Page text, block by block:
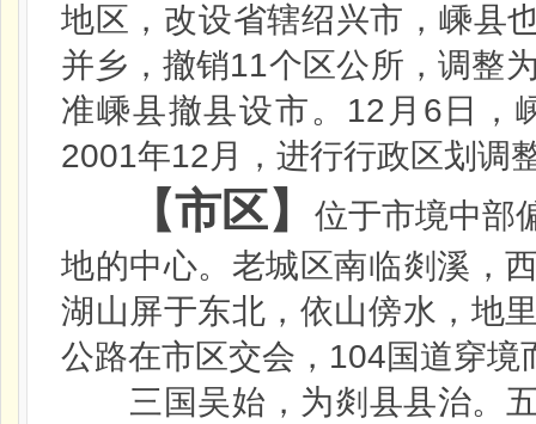
地区，改设省辖绍兴市，嵊县
并乡，撤销11个区公所，调整
准嵊县撤县设市。 12 月 6 日 ，
2001年12月，进行行政区划调
【市区】
位于市境中部
地的中心。老城区南临剡溪，
湖山屏于东北，依山傍水，地
公路在市区交会， 104国道穿境
三国吴始，为剡县县治。